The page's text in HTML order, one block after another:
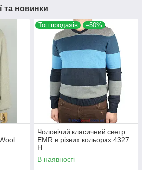
та новинки
Топ продажів –50%
Чоловічий класичний светр
EMR в різних кольорах 4327
Н
В наявності